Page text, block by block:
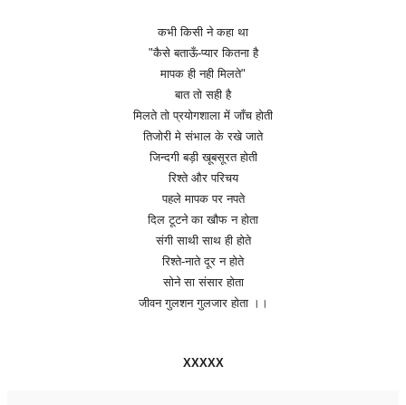
कभी किसी ने कहा था
"कैसे बताऊँ-प्यार कितना है
मापक ही नही मिलते"
बात तो सही है
मिलते तो प्रयोगशाला में जाँच होती
तिजोरी मे संभाल के रखे जाते
जिन्दगी बड़ी खूबसूरत होती
रिश्ते और परिचय
पहले मापक पर नपते
दिल टूटने का खौफ न होता
संगी साथी साथ ही होते
रिश्ते-नाते दूर न होते
सोने सा संसार होता
जीवन गुलशन गुलजार होता ।।
XXXXX